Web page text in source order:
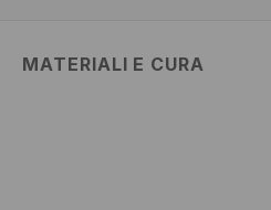
MATERIALI E CURA